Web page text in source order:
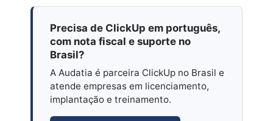
Precisa de ClickUp em português,
com nota fiscal e suporte no
Brasil?
A Audatia é parceira ClickUp no Brasil e
atende empresas em licenciamento,
implantação e treinamento.